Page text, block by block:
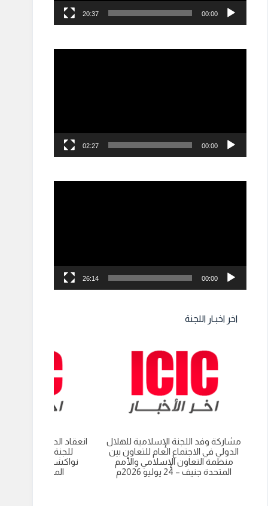
00:00
20:37
00:00
02:27
00:00
26:14
اخر اخبـار اللجنة
مشاركة وفد اللجنة الإسلامية للهلال
الدولي في الاجتماع العام للتعاون بين
منظمة التعاون الإسلامي والأمم
المتحدة جنيف – 24 يوليو 2026م
انعقاد الدورة العادية
للجنة الاسلامية
نواكشوط-
الموريتانية 9 يوليو 2026م